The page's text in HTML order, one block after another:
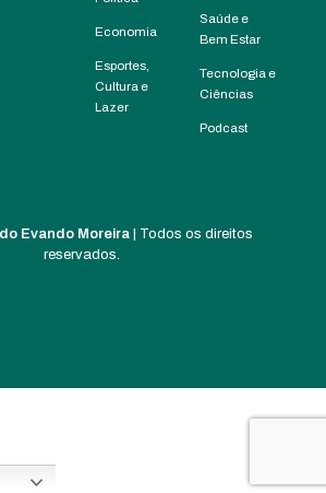
Economia
Esportes,
Cultura e
Lazer
Saúde e
Bem Estar
Tecnologia e
Ciências
Podcast
Evando Moreira | Todos os direitos
reservados.